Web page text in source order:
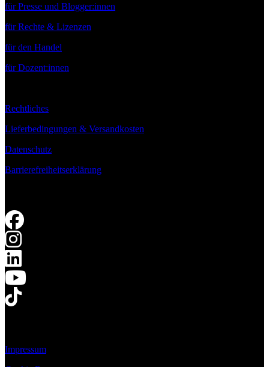
für Presse und Blogger:innen
für Rechte & Lizenzen
für den Handel
für Dozent:innen
Rechtliches
Lieferbedingungen & Versandkosten
Datenschutz
Barrierefreiheitserklärung
Impressum